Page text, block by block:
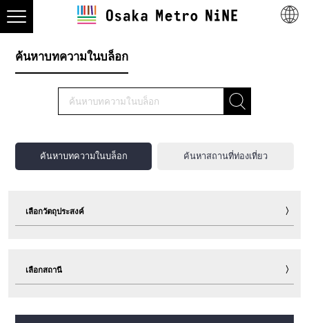
ค้นหาบทความในบล็อก
ค้นหาบทความในบล็อก ค้นหาสถานที่ท่องเที่ยว
เลือกวัตถุประสงค์
เลือกสถานี